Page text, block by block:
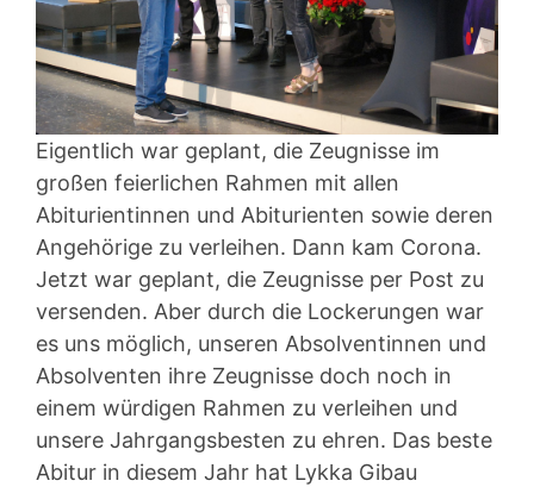
Eigentlich war geplant, die Zeugnisse im
großen feierlichen Rahmen mit allen
Abiturientinnen und Abiturienten sowie deren
Angehörige zu verleihen. Dann kam Corona.
Jetzt war geplant, die Zeugnisse per Post zu
versenden. Aber durch die Lockerungen war
es uns möglich, unseren Absolventinnen und
Absolventen ihre Zeugnisse doch noch in
einem würdigen Rahmen zu verleihen und
unsere Jahrgangsbesten zu ehren. Das beste
Abitur in diesem Jahr hat Lykka Gibau